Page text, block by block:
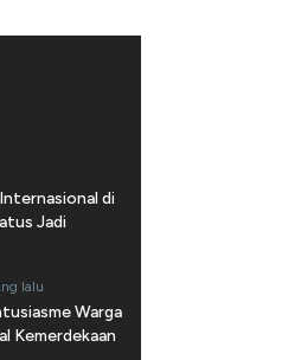
di
Jadi
lalu
Warga
Kemerdekaan